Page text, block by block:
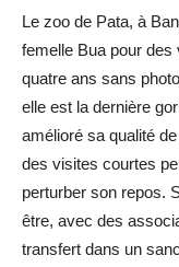
Le zoo de Pata, à
femelle Bua pour
quatre ans sans
elle est la dernière
amélioré sa qualité
des visites courtes
perturber son repos.
être, avec des
transfert dans un